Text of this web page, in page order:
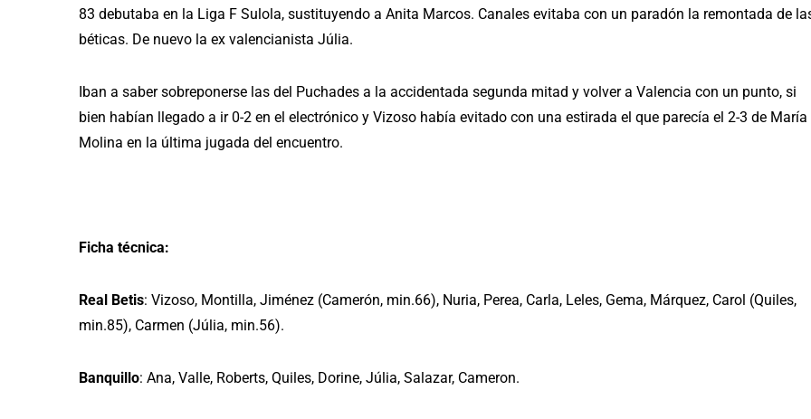
83 debutaba en la Liga F Sulola, sustituyendo a Anita Marcos. Canales evitaba con un paradón la remontada de
béticas. De nuevo la ex valencianista Júlia.
Iban a saber sobreponerse las del Puchades a la accidentada segunda mitad y volver a Valencia con un punto, si
bien habían llegado a ir 0-2 en el electrónico y Vizoso había evitado con una estirada el que parecía el 2-3 de María
Molina en la última jugada del encuentro.
Ficha técnica:
Real Betis: Vizoso, Montilla, Jiménez (Camerón, min.66), Nuria, Perea, Carla, Leles, Gema, Márquez, Carol (Quiles,
min.85), Carmen (Júlia, min.56).
Banquillo: Ana, Valle, Roberts, Quiles, Dorine, Júlia, Salazar, Cameron.